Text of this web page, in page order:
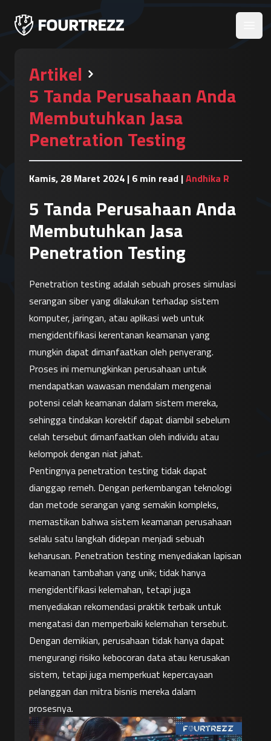
Artikel
5 Tanda Perusahaan Anda
Membutuhkan Jasa
Penetration Testing
Kamis, 28 Maret 2024 | 6 min read |Andhika R
5 Tanda Perusahaan Anda
Membutuhkan Jasa
Penetration Testing
Penetration testing adalah sebuah proses simulasi
serangan siber yang dilakukan terhadap sistem
komputer, jaringan, atau aplikasi web untuk
mengidentifikasi kerentanan keamanan yang
mungkin dapat dimanfaatkan oleh penyerang.
Proses ini memungkinkan perusahaan untuk
mendapatkan wawasan mendalam mengenai
potensi celah keamanan dalam sistem mereka,
sehingga tindakan korektif dapat diambil sebelum
celah tersebut dimanfaatkan oleh individu atau
kelompok dengan niat jahat.
Pentingnya penetration testing tidak dapat
dianggap remeh. Dengan perkembangan teknologi
dan metode serangan yang semakin kompleks,
memastikan bahwa sistem keamanan perusahaan
selalu satu langkah didepan menjadi sebuah
keharusan. Penetration testing menyediakan lapisan
keamanan tambahan yang unik; tidak hanya
mengidentifikasi kelemahan, tetapi juga
menyediakan rekomendasi praktik terbaik untuk
mengatasi dan memperbaiki kelemahan tersebut.
Dengan demikian, perusahaan tidak hanya dapat
mengurangi risiko kebocoran data atau kerusakan
sistem, tetapi juga memperkuat kepercayaan
pelanggan dan mitra bisnis mereka dalam
prosesnya.